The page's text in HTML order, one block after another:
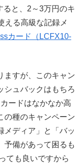
ると、2～3万円のキ
える高級な記録メ
カード（LCFX10-
ますが、このキャン
シュバックはもちろ
ードはなかなか高
の種のキャンペーン
メディア」と「バッ
予備があって困るも
ても良いですから